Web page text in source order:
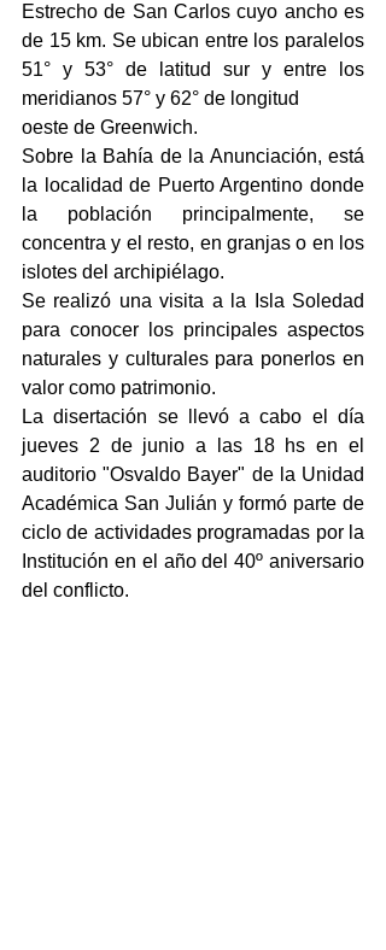
Estrecho de San Carlos cuyo ancho es
de 15 km. Se ubican entre los paralelos
51° y 53° de latitud sur y entre los
meridianos 57° y 62° de longitud
oeste de Greenwich.
Sobre la Bahía de la Anunciación, está
la localidad de Puerto Argentino donde
la población principalmente, se
concentra y el resto, en granjas o en los
islotes del archipiélago.
Se realizó una visita a la Isla Soledad
para conocer los principales aspectos
naturales y culturales para ponerlos en
valor como patrimonio.
La disertación se llevó a cabo el día
jueves 2 de junio a las 18 hs en el
auditorio "Osvaldo Bayer" de la Unidad
Académica San Julián y formó parte de
ciclo de actividades programadas por la
Institución en el año del 40º aniversario
del conflicto.